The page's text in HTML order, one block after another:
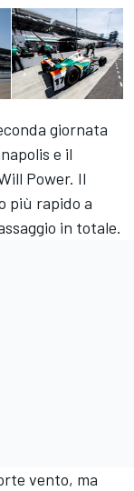
giornata
e il
Power. Il
più rapido a
in totale.
vento, ma